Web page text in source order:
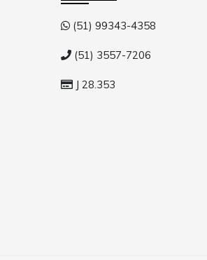
(51) 99343-4358
(51) 3557-7206
J 28.353